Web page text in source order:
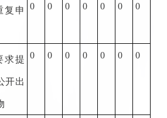
复申 0 0 0 0 0 0 0
求提
开出
0 0 0 0 0 0 0